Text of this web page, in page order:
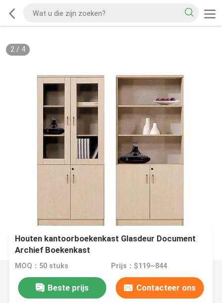
2/ 4
Houten kantoorboekenkast Glasdeur Document
Archief Boekenkast
MOQ：50 stuks Prijs：$119~844
Beste prijs Contacteer ons